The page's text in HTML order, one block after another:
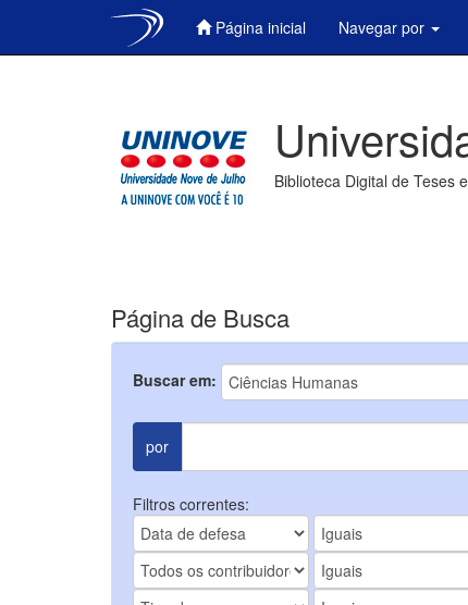
Página inicial Navegar por
Biblioteca Digital de Teses
Página de Busca
Buscar em:
por
Filtros correntes: